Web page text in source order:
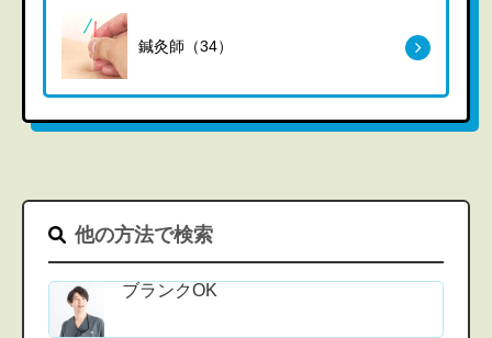
鍼灸師（34）
他の方法で検索
ブランクOK